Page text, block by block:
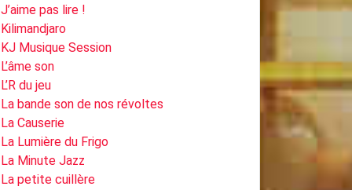
J’aime pas lire !
Kilimandjaro
KJ Musique Session
L’âme son
L’R du jeu
La bande son de nos révoltes
La Causerie
La Lumière du Frigo
La Minute Jazz
La petite cuillère